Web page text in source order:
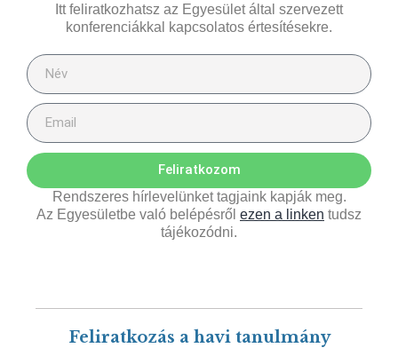
Itt feliratkozhatsz az Egyesület által szervezett
konferenciákkal kapcsolatos értesítésekre.
Feliratkozom
Rendszeres hírlevelünket tagjaink kapják meg.
Az Egyesületbe való belépésről ezen a linken tudsz
tájékozódni.
Feliratkozás a havi tanulmány